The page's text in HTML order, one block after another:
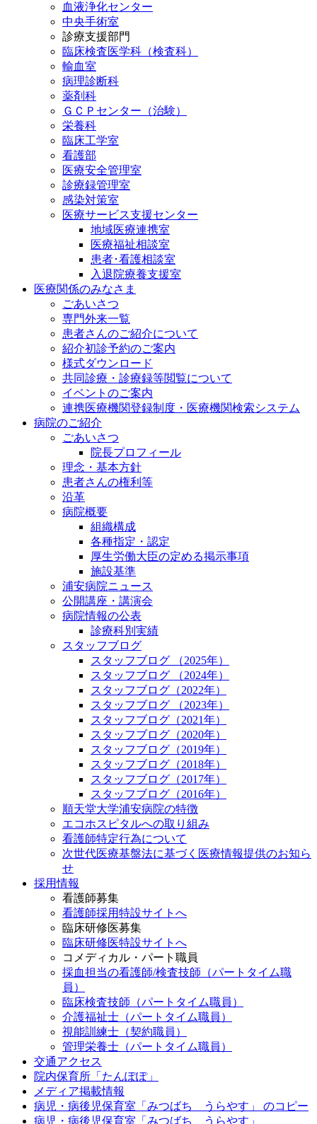
血液浄化センター
中央手術室
診療支援部門
臨床検査医学科（検査科）
輸血室
病理診断科
薬剤科
ＧＣＰセンター（治験）
栄養科
臨床工学室
看護部
医療安全管理室
診療録管理室
感染対策室
医療サービス支援センター
地域医療連携室
医療福祉相談室
患者･看護相談室
入退院療養支援室
医療関係のみなさま
ごあいさつ
専門外来一覧
患者さんのご紹介について
紹介初診予約のご案内
様式ダウンロード
共同診療・診療録等閲覧について
イベントのご案内
連携医療機関登録制度・医療機関検索システム
病院のご紹介
ごあいさつ
院長プロフィール
理念・基本方針
患者さんの権利等
沿革
病院概要
組織構成
各種指定・認定
厚生労働大臣の定める掲示事項
施設基準
浦安病院ニュース
公開講座・講演会
病院情報の公表
診療科別実績
スタッフブログ
スタッフブログ （2025年）
スタッフブログ （2024年）
スタッフブログ（2022年）
スタッフブログ （2023年）
スタッフブログ（2021年）
スタッフブログ（2020年）
スタッフブログ（2019年）
スタッフブログ（2018年）
スタッフブログ（2017年）
スタッフブログ（2016年）
順天堂大学浦安病院の特徴
エコホスピタルへの取り組み
看護師特定行為について
次世代医療基盤法に基づく医療情報提供のお知ら
せ
採用情報
看護師募集
看護師採用特設サイトへ
臨床研修医募集
臨床研修医特設サイトへ
コメディカル・パート職員
採血担当の看護師/検査技師（パートタイム職
員）
臨床検査技師（パートタイム職員）
介護福祉士（パートタイム職員）
視能訓練士（契約職員）
管理栄養士（パートタイム職員）
交通アクセス
院内保育所「たんぽぽ」
メディア掲載情報
病児・病後児保育室「みつばち うらやす」 のコピー
病児・病後児保育室「みつばち うらやす」